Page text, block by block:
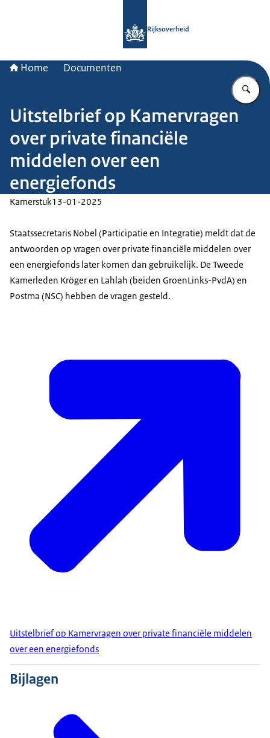
Rijksoverheid
Home Documenten
Uitstelbrief op Kamervragen
over private financiële
middelen over een
energiefonds
Kamerstuk13-01-2025
Staatssecretaris Nobel (Participatie en Integratie) meldt dat de
antwoorden op vragen over private financiële middelen over
een energiefonds later komen dan gebruikelijk. De Tweede
Kamerleden Kröger en Lahlah (beiden GroenLinks-PvdA) en
Postma (NSC) hebben de vragen gesteld.
Uitstelbrief op Kamervragen over private financiële middelen
over een energiefonds
Bijlagen